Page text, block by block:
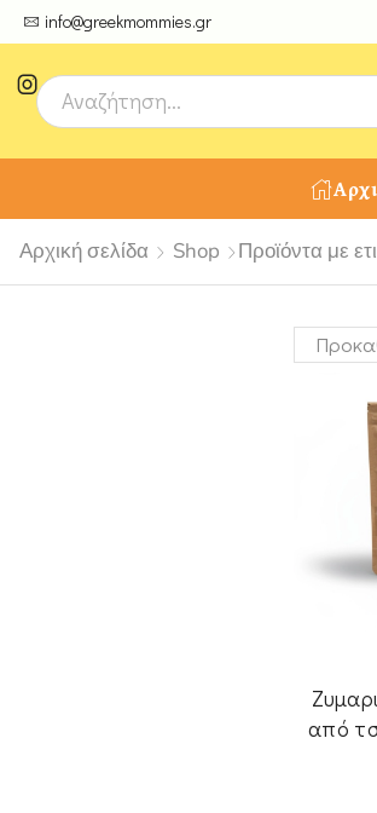
info@greekmommies.gr
μοναδικές δημιουργίες από τους Χειροτέχνες
Αρχική σελίδα Shop Προϊόντα με
από